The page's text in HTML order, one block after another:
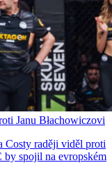
Janu Błachowiczovi
Costy raději viděl proti
by spojil na evropském